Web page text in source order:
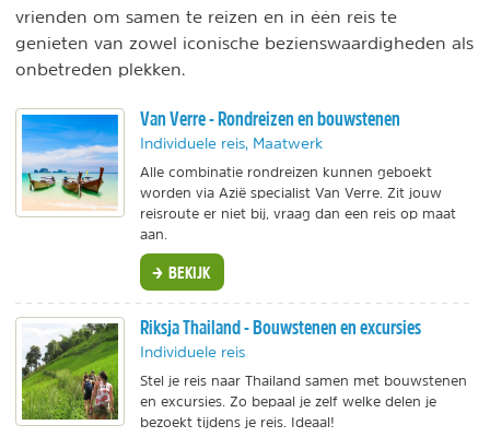
vrienden om samen te reizen en in één reis te
genieten van zowel iconische bezienswaardigheden als
onbetreden plekken.
Van Verre - Rondreizen en bouwstenen
Individuele reis, Maatwerk
Alle combinatie rondreizen kunnen geboekt
worden via Azië specialist Van Verre. Zit jouw
reisroute er niet bij, vraag dan een reis op maat
aan.
BEKIJK
Riksja Thailand - Bouwstenen en excursies
Individuele reis
Stel je reis naar Thailand samen met bouwstenen
en excursies. Zo bepaal je zelf welke delen je
bezoekt tijdens je reis. Ideaal!